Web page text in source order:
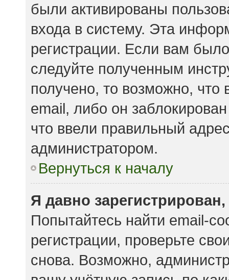
были активированы
входа в систему. Эта
регистрации. Если вам
следуйте полученным
получено, то возможно,
email, либо он
что ввели правильный
администратором.
Вернуться к началу
Я давно
Попытайтесь найти email-
регистрации, проверьте
снова. Возможно,